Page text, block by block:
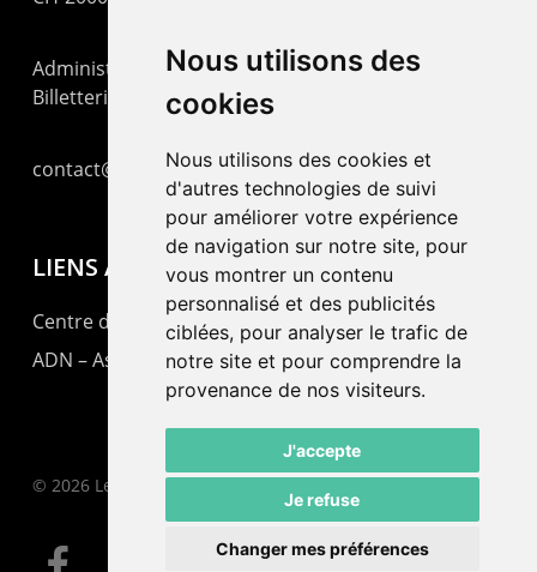
Nous utilisons des
cookies
Nous utilisons des cookies et
d'autres technologies de suivi
pour améliorer votre expérience
de navigation sur notre site, pour
vous montrer un contenu
personnalisé et des publicités
ciblées, pour analyser le trafic de
notre site et pour comprendre la
provenance de nos visiteurs.
J'accepte
Je refuse
Changer mes préférences
Administration : +41 32 725 03 03
Billetterie : +41 32 725 05 05
contact@lepommier.ch
LIENS AMIS
Centre de culture ABC
ADN – Association Danse Neuchâtel
© 2026 Le Pommier.
facebook email